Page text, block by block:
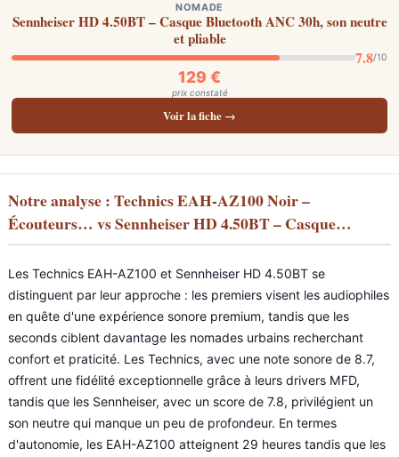
NOMADE
Sennheiser HD 4.50BT – Casque Bluetooth ANC 30h, son neutre
et pliable
7.8/10
129 €
prix constaté
Voir la fiche →
Notre analyse : Technics EAH-AZ100 Noir –
Écouteurs… vs Sennheiser HD 4.50BT – Casque…
Les Technics EAH-AZ100 et Sennheiser HD 4.50BT se
distinguent par leur approche : les premiers visent les audiophiles
en quête d'une expérience sonore premium, tandis que les
seconds ciblent davantage les nomades urbains recherchant
confort et praticité. Les Technics, avec une note sonore de 8.7,
offrent une fidélité exceptionnelle grâce à leurs drivers MFD,
tandis que les Sennheiser, avec un score de 7.8, privilégient un
son neutre qui manque un peu de profondeur. En termes
d'autonomie, les EAH-AZ100 atteignent 29 heures tandis que les